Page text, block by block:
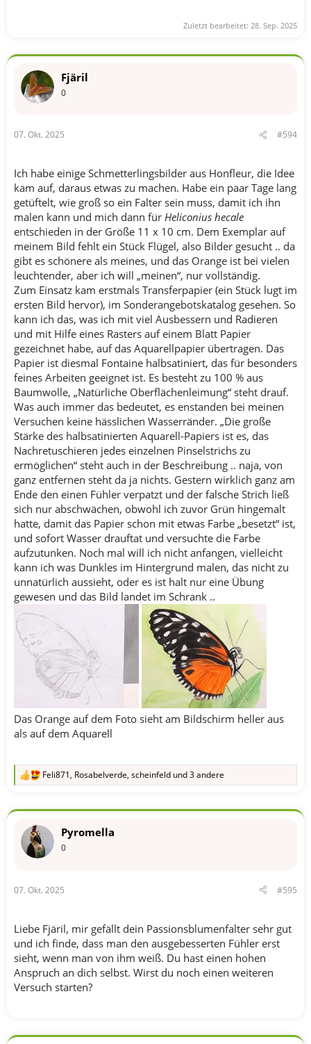
Zuletzt bearbeitet: 28. Sep. 2025
Fjäril
0
07. Okt. 2025 #594
Ich habe einige Schmetterlingsbilder aus Honfleur, die Idee
kam auf, daraus etwas zu machen. Habe ein paar Tage lang
getüftelt, wie groß so ein Falter sein muss, damit ich ihn
malen kann und mich dann für Heliconius hecale
entschieden in der Größe 11 x 10 cm. Dem Exemplar auf
meinem Bild fehlt ein Stück Flügel, also Bilder gesucht .. da
gibt es schönere als meines, und das Orange ist bei vielen
leuchtender, aber ich will „meinen“, nur vollständig.
Zum Einsatz kam erstmals Transferpapier (ein Stück lugt im
ersten Bild hervor), im Sonderangebotskatalog gesehen. So
kann ich das, was ich mit viel Ausbessern und Radieren
und mit Hilfe eines Rasters auf einem Blatt Papier
gezeichnet habe, auf das Aquarellpapier übertragen. Das
Papier ist diesmal Fontaine halbsatiniert, das für besonders
feines Arbeiten geeignet ist. Es besteht zu 100 % aus
Baumwolle, „Natürliche Oberflächenleimung“ steht drauf.
Was auch immer das bedeutet, es enstanden bei meinen
Versuchen keine hässlichen Wasserränder. „Die große
Stärke des halbsatinierten Aquarell-Papiers ist es, das
Nachretuschieren jedes einzelnen Pinselstrichs zu
ermöglichen“ steht auch in der Beschreibung .. naja, von
ganz entfernen steht da ja nichts. Gestern wirklich ganz am
Ende den einen Fühler verpatzt und der falsche Strich ließ
sich nur abschwächen, obwohl ich zuvor Grün hingemalt
hatte, damit das Papier schon mit etwas Farbe „besetzt“ ist,
und sofort Wasser drauftat und versuchte die Farbe
aufzutunken. Noch mal will ich nicht anfangen, vielleicht
kann ich was Dunkles im Hintergrund malen, das nicht zu
unnatürlich aussieht, oder es ist halt nur eine Übung
gewesen und das Bild landet im Schrank ..
Das Orange auf dem Foto sieht am Bildschirm heller aus
als auf dem Aquarell
R
k
o
:
Feli871, Rosabelverde, scheinfeld und 3 andere
Pyromella
0
07. Okt. 2025 #595
Liebe Fjäril, mir gefällt dein Passionsblumenfalter sehr gut
und ich finde, dass man den ausgebesserten Fühler erst
sieht, wenn man von ihm weiß. Du hast einen hohen
Anspruch an dich selbst. Wirst du noch einen weiteren
Versuch starten?